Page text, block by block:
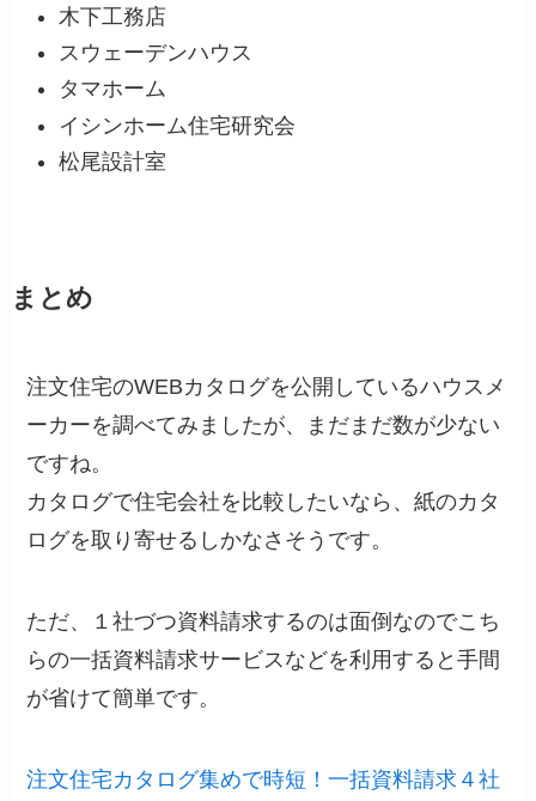
木下工務店
スウェーデンハウス
タマホーム
イシンホーム住宅研究会
松尾設計室
まとめ
注文住宅のWEBカタログを公開しているハウスメ
ーカーを調べてみましたが、まだまだ数が少ない
ですね。
カタログで住宅会社を比較したいなら、紙のカタ
ログを取り寄せるしかなさそうです。
ただ、１社づつ資料請求するのは面倒なのでこち
らの一括資料請求サービスなどを利用すると手間
が省けて簡単です。
注文住宅カタログ集めで時短！一括資料請求４社